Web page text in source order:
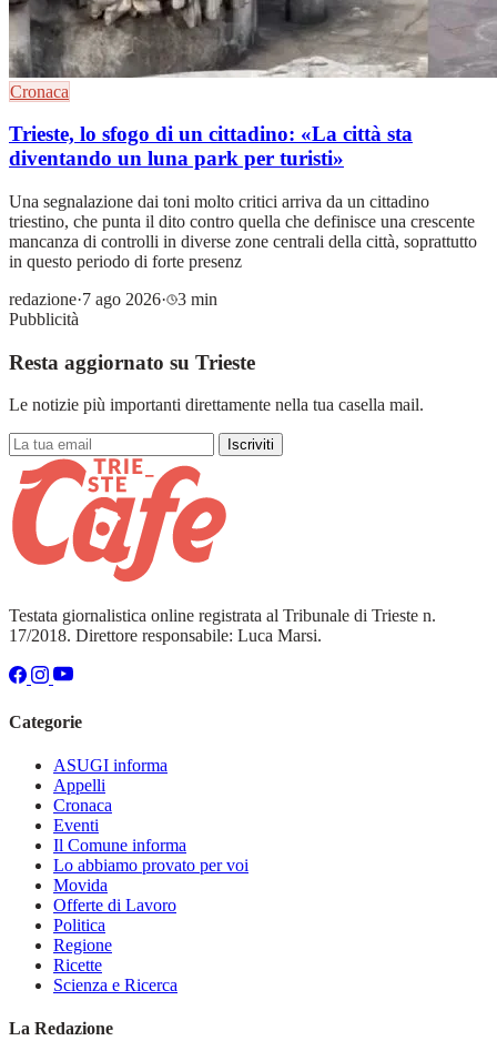
Cronaca
Trieste, lo sfogo di un cittadino: «La città sta
diventando un luna park per turisti»
Una segnalazione dai toni molto critici arriva da un cittadino
triestino, che punta il dito contro quella che definisce una crescente
mancanza di controlli in diverse zone centrali della città, soprattutto
in questo periodo di forte presenz
redazione·7 ago 2026·
3 min
Pubblicità
Resta aggiornato su Trieste
Le notizie più importanti direttamente nella tua casella mail.
Iscriviti
Testata giornalistica online registrata al Tribunale di Trieste n.
17/2018. Direttore responsabile: Luca Marsi.
Categorie
ASUGI informa
Appelli
Cronaca
Eventi
Il Comune informa
Lo abbiamo provato per voi
Movida
Offerte di Lavoro
Politica
Regione
Ricette
Scienza e Ricerca
La Redazione